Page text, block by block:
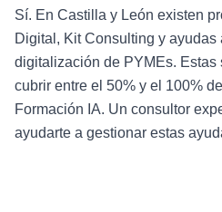
Sí. En Castilla y León existen
Digital, Kit Consulting y ayudas
digitalización de PYMEs. Estas
cubrir entre el 50% y el 100%
Formación IA. Un consultor
ayudarte a gestionar estas